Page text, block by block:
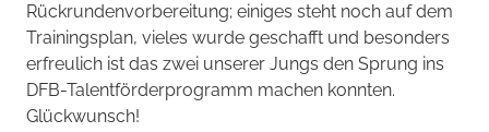
Rückrundenvorbereitung; einiges steht noch auf dem
Trainingsplan, vieles wurde geschafft und besonders
erfreulich ist das zwei unserer Jungs den Sprung ins
DFB-Talentförderprogramm machen konnten.
Glückwunsch!